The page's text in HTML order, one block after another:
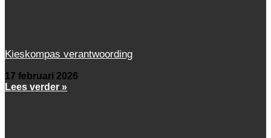
Kieskompas verantwoording
17 februari 2026
Lees verder »